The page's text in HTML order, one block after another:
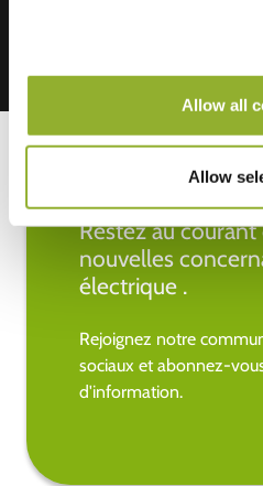
Allow all
Allow
Restez au
nouvelles
électrique .
Rejoignez notre
sociaux et abonnez-
d'information.